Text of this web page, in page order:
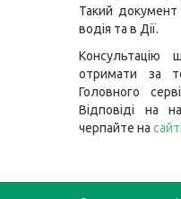
Такий
водія та в Дії.
Консультацію
отримати за
Головного
Відповіді на
черпайте на сайті